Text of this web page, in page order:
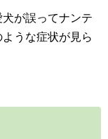
が誤ってナンテ
うな症状が見ら